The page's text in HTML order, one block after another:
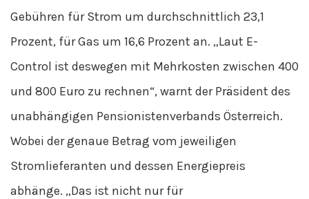
Gebühren für Strom um durchschnittlich 23,1
Prozent, für Gas um 16,6 Prozent an. „Laut E-
Control ist deswegen mit Mehrkosten zwischen 400
und 800 Euro zu rechnen“, warnt der Präsident des
unabhängigen Pensionistenverbands Österreich.
Wobei der genaue Betrag vom jeweiligen
Stromlieferanten und dessen Energiepreis
abhänge. „Das ist nicht nur für